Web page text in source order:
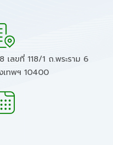
เลขที่ 118/1 ถ.พระราม 6
ทพฯ 10400